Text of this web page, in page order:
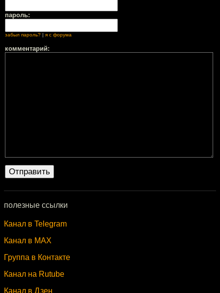
пароль:
забыл пароль? | я с форума
комментарий:
полезные ссылки
Канал в Telegram
Канал в MAX
Группа в Контакте
Канал на Rutube
Канал в Дзен